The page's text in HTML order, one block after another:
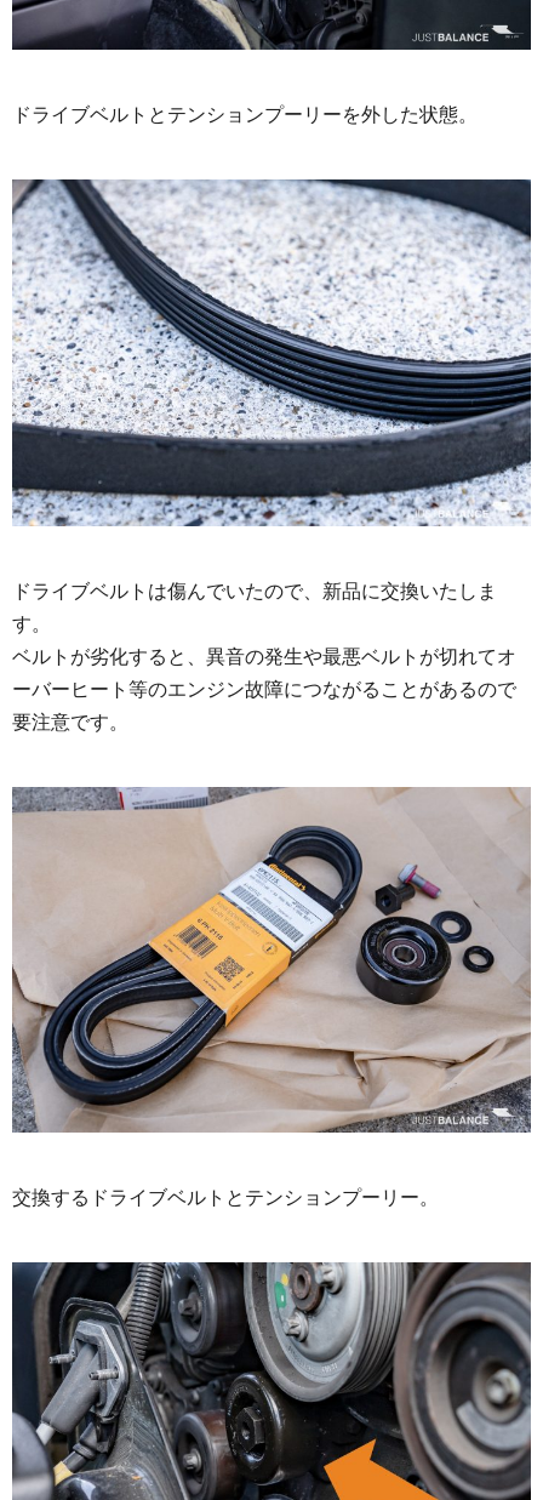
ドライブベルトとテンションプーリーを外した状態。
ドライブベルトは傷んでいたので、新品に交換いたしま
す。
ベルトが劣化すると、異音の発生や最悪ベルトが切れてオ
ーバーヒート等のエンジン故障につながることがあるので
要注意です。
交換するドライブベルトとテンションプーリー。